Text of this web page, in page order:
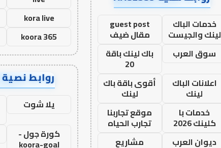
خدمات الباك
لينك والجيست
guest post
مقال ضيف
سوق العرب
باك لينك باقة
20
اعلانات الباك
لينك
أقوى باقة باك
لينك
خدمات با
كلينك 2026
موقع تجاربنا
تجارب الحياه
ديوان العرب
مشاريع
kora live
koora 365
روابط نصية AA90141
يلا شوت
كورة جول -
koora-goal